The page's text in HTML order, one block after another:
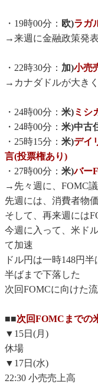
・19時00分： 欧)ラガ
→来週に金融政策発
・22時30分： 加)小売
→カナダドルが大き
・24時00分： 米)ミシ
・24時00分： 米)中古
・25時15分： 米)デイ
言(投票権あり)
・27時00分： 米)バー
→先々週に、FOMC
先週には、消費者物
そして、再来週には
今週に入って、米ド
て加速
ドル円は一時148円
半ばまで下落した
次回FOMCに向けた
■■次回FOMCまでの
▼15日(月)
休場
▼17日(水)
22:30 小売売上高